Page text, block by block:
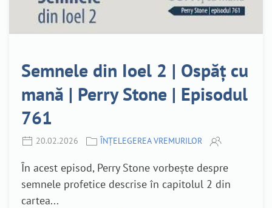
Semnele din Ioel 2 | Ospăț cu
mană | Perry Stone | Episodul
761
20.02.2026 ÎNȚELEGEREA VREMURILOR
În acest episod, Perry Stone vorbește despre
semnele profetice descrise în capitolul 2 din
cartea...